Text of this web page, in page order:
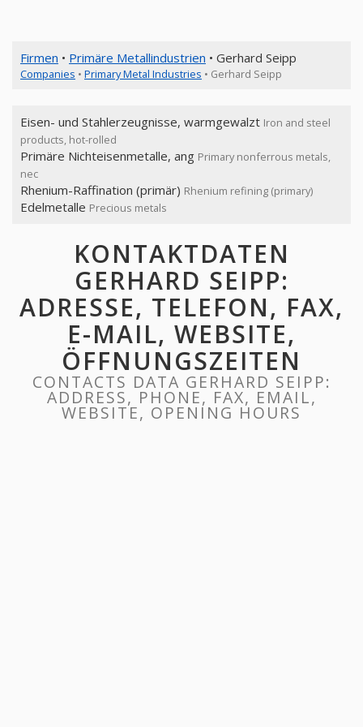
Firmen • Primäre Metallindustrien • Gerhard Seipp
Companies • Primary Metal Industries • Gerhard Seipp
Eisen- und Stahlerzeugnisse, warmgewalzt Iron and steel
products, hot-rolled
Primäre Nichteisenmetalle, ang Primary nonferrous metals,
nec
Rhenium-Raffination (primär) Rhenium refining (primary)
Edelmetalle Precious metals
KONTAKTDATEN
GERHARD SEIPP:
ADRESSE, TELEFON, FAX,
E-MAIL, WEBSITE,
ÖFFNUNGSZEITEN
CONTACTS DATA GERHARD SEIPP:
ADDRESS, PHONE, FAX, EMAIL,
WEBSITE, OPENING HOURS